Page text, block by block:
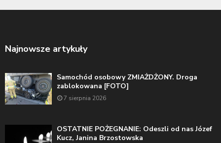
Najnowsze artykuły
Samochód osobowy ZMIAŻDŻONY. Droga
zablokowana [FOTO]
7 sierpnia 2026
OSTATNIE POŻEGNANIE: Odeszli od nas Józef
Kucz, Janina Brzostowska